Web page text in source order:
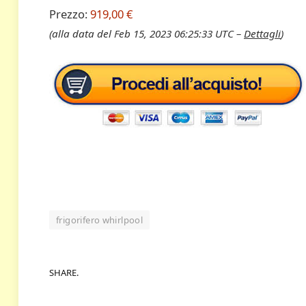
Prezzo:919,00 €
(alla data del Feb 15, 2023 06:25:33 UTC – Dettagli)
frigorifero whirlpool
SHARE.